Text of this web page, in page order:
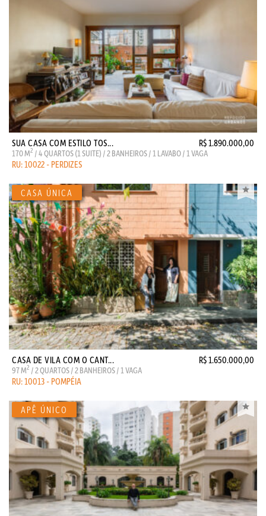
SUA CASA COM ESTILO TOS... R$ 1.890.000,00
170 M2 / 4 QUARTOS (1 SUITE) / 2 BANHEIROS / 1 LAVABO / 1 VAGA
RU: 10022 - PERDIZES
CASA DE VILA COM O CANT... R$ 1.650.000,00
97 M2 / 2 QUARTOS / 2 BANHEIROS / 1 VAGA
RU: 10013 - POMPÉIA